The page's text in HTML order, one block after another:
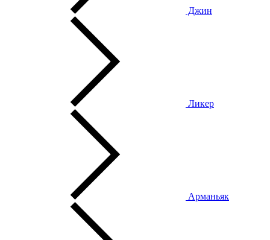
Джин
Ликер
Арманьяк